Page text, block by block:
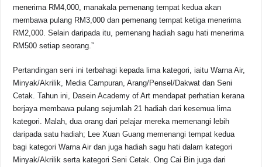
menerima RM4,000, manakala pemenang tempat kedua akan
membawa pulang RM3,000 dan pemenang tempat ketiga menerima
RM2,000. Selain daripada itu, pemenang hadiah sagu hati menerima
RM500 setiap seorang.”
Pertandingan seni ini terbahagi kepada lima kategori, iaitu Warna Air,
Minyak/Akrilik, Media Campuran, Arang/Pensel/Dakwat dan Seni
Cetak. Tahun ini, Dasein Academy of Art mendapat perhatian kerana
berjaya membawa pulang sejumlah 21 hadiah dari kesemua lima
kategori. Malah, dua orang dari pelajar mereka memenangi lebih
daripada satu hadiah; Lee Xuan Guang memenangi tempat kedua
bagi kategori Warna Air dan juga hadiah sagu hati dalam kategori
Minyak/Akrilik serta kategori Seni Cetak. Ong Cai Bin juga dari